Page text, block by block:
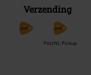
Verzending
PostNL Pickup